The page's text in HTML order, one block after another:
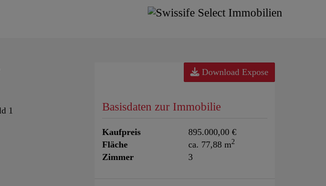
Download Expose
Basisdaten zur Immobilie
Kaufpreis
895.000,00 €
Fläche
ca. 77,88 m2
Zimmer 3